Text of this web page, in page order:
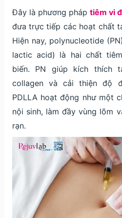
Đây là phương pháp tiêm vi
đưa trực tiếp các hoạt chất
Hiện nay, polynucleotide
lactic acid) là hai chất
biến. PN giúp kích thích
collagen và cải thiện độ
PDLLA hoạt động như một
nội sinh, làm đầy vùng lõm
rạn.